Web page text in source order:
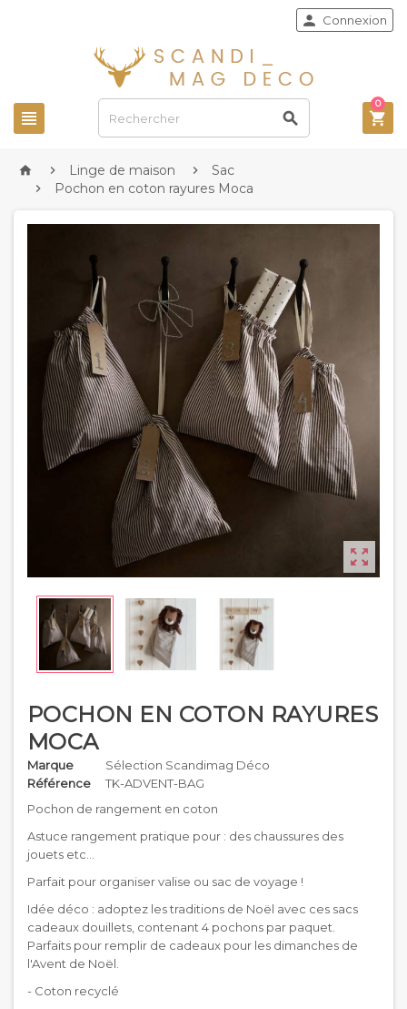
 
 Connexion

0
  Linge de maison  Sac
 Pochon en coton rayures Moca

POCHON EN COTON RAYURES
MOCA
Marque
Sélection Scandimag Déco
Référence
TK-ADVENT-BAG
Pochon de rangement en coton
Astuce rangement pratique pour : des chaussures des
jouets etc...
Parfait pour organiser valise ou sac de voyage !
Idée déco : adoptez les traditions de Noël avec ces sacs
cadeaux douillets, contenant 4 pochons par paquet.
Parfaits pour remplir de cadeaux pour les dimanches de
l'Avent de Noël.
- Coton recyclé